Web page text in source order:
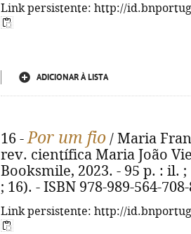
Link persistente: http://
ADICIONAR À LISTA
16 -Por um fio / Maria
rev. científica Maria João
Booksmile, 2023. - 95 p. : il.
; 16). - ISBN 978-989-564-
Link persistente: http://